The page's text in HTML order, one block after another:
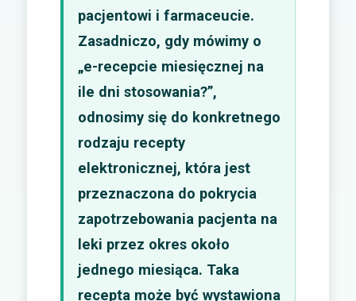
pacjentowi i farmaceucie.
Zasadniczo, gdy mówimy o
„e-recepcie miesięcznej na
ile dni stosowania?”,
odnosimy się do konkretnego
rodzaju recepty
elektronicznej, która jest
przeznaczona do pokrycia
zapotrzebowania pacjenta na
leki przez okres około
jednego miesiąca. Taka
recepta może być wystawiona